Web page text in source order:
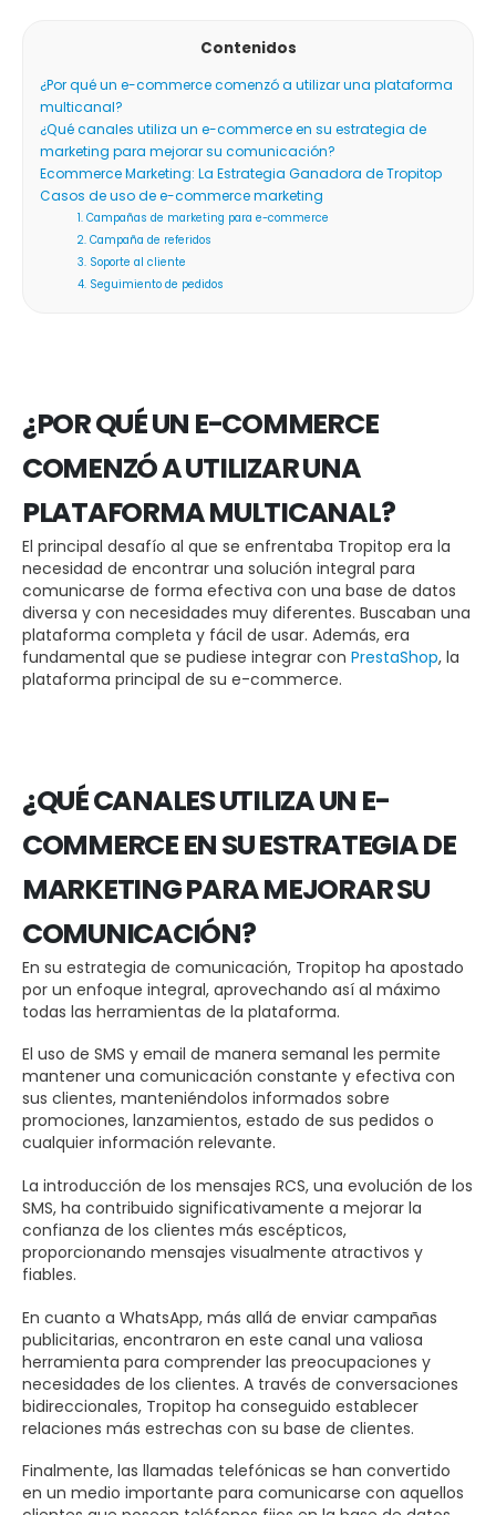
Contenidos
¿Por qué un e-commerce comenzó a utilizar una plataforma
multicanal?
¿Qué canales utiliza un e-commerce en su estrategia de
marketing para mejorar su comunicación?
Ecommerce Marketing: La Estrategia Ganadora de Tropitop
Casos de uso de e-commerce marketing
1. Campañas de marketing para e-commerce
2. Campaña de referidos
3. Soporte al cliente
4. Seguimiento de pedidos
¿POR QUÉ UN E-COMMERCE
COMENZÓ A UTILIZAR UNA
PLATAFORMA MULTICANAL?
El principal desafío al que se enfrentaba Tropitop era la
necesidad de encontrar una solución integral para
comunicarse de forma efectiva con una base de datos
diversa y con necesidades muy diferentes. Buscaban una
plataforma completa y fácil de usar. Además, era
fundamental que se pudiese integrar con PrestaShop, la
plataforma principal de su e-commerce.
¿QUÉ CANALES UTILIZA UN E-
COMMERCE EN SU ESTRATEGIA DE
MARKETING PARA MEJORAR SU
COMUNICACIÓN?
En su estrategia de comunicación, Tropitop ha apostado
por un enfoque integral, aprovechando así al máximo
todas las herramientas de la plataforma.
El uso de SMS y email de manera semanal les permite
mantener una comunicación constante y efectiva con
sus clientes, manteniéndolos informados sobre
promociones, lanzamientos, estado de sus pedidos o
cualquier información relevante.
La introducción de los mensajes RCS, una evolución de los
SMS, ha contribuido significativamente a mejorar la
confianza de los clientes más escépticos,
proporcionando mensajes visualmente atractivos y
fiables.
En cuanto a WhatsApp, más allá de enviar campañas
publicitarias, encontraron en este canal una valiosa
herramienta para comprender las preocupaciones y
necesidades de los clientes. A través de conversaciones
bidireccionales, Tropitop ha conseguido establecer
relaciones más estrechas con su base de clientes.
Finalmente, las llamadas telefónicas se han convertido
en un medio importante para comunicarse con aquellos